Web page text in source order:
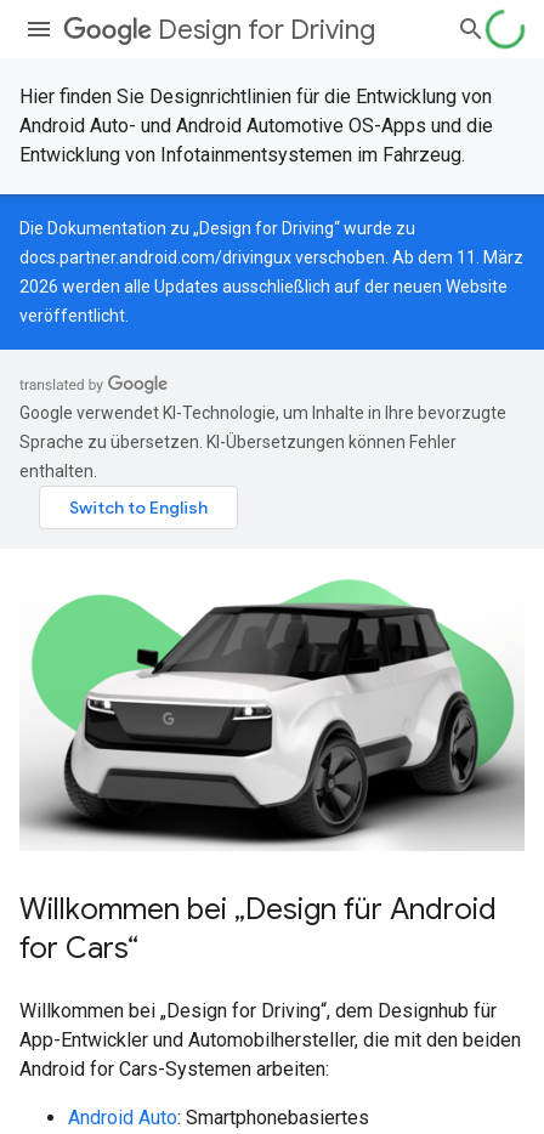
Design for Driving
Hier finden Sie Designrichtlinien für die Entwicklung von
Android Auto- und Android Automotive OS-Apps und die
Entwicklung von Infotainmentsystemen im Fahrzeug.
Die Dokumentation zu „Design for Driving“ wurde zu
docs.partner.android.com/drivinguxverschoben. Ab dem 11. März
2026 werden alle Updates ausschließlich auf der neuen Website
veröffentlicht.
Google verwendet KI-Technologie, um Inhalte in Ihre bevorzugte
Sprache zu übersetzen. KI-Übersetzungen können Fehler
enthalten.
Willkommen bei „Design für Android
for Cars“
Willkommen bei „Design for Driving“, dem Designhub für
App-Entwickler und Automobilhersteller, die mit den beiden
Android for Cars-Systemen arbeiten:
Android Auto: Smartphonebasiertes